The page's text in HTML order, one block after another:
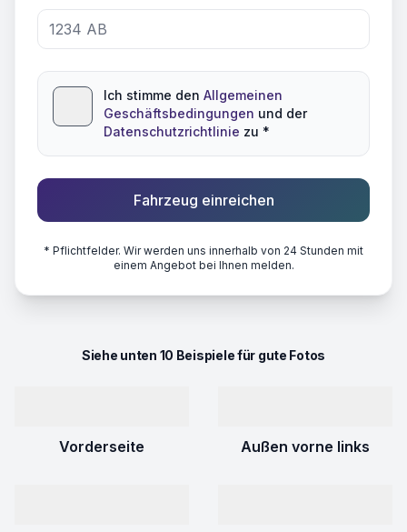
Ich stimme den Allgemeinen
Geschäftsbedingungen und der
Datenschutzrichtlinie zu *
Fahrzeug einreichen
* Pflichtfelder. Wir werden uns innerhalb von 24 Stunden mit
einem Angebot bei Ihnen melden.
Siehe unten 10 Beispiele für gute Fotos
Vorderseite Außen vorne links